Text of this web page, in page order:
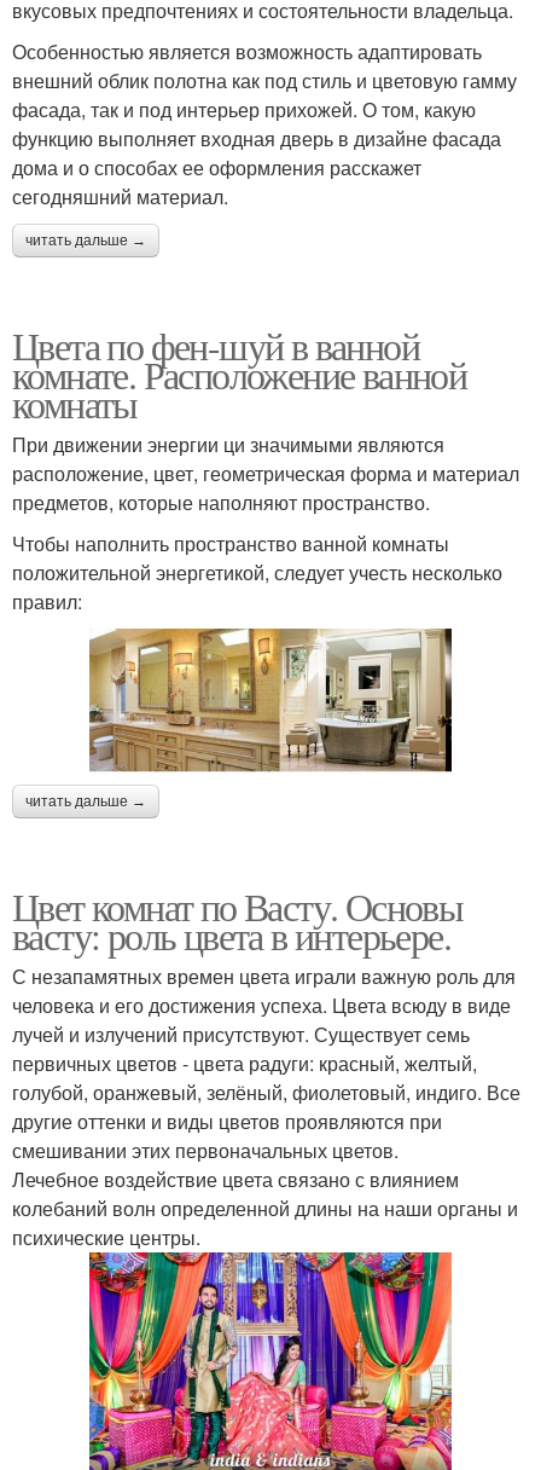
вкусовых предпочтениях и состоятельности владельца.
Особенностью является возможность адаптировать
внешний облик полотна как под стиль и цветовую гамму
фасада, так и под интерьер прихожей. О том, какую
функцию выполняет входная дверь в дизайне фасада
дома и о способах ее оформления расскажет
сегодняшний материал.
читать дальше →
Цвета по фен-шуй в ванной
комнате. Расположение ванной
комнаты
При движении энергии ци значимыми являются
расположение, цвет, геометрическая форма и материал
предметов, которые наполняют пространство.
Чтобы наполнить пространство ванной комнаты
положительной энергетикой, следует учесть несколько
правил:
читать дальше →
Цвет комнат по Васту. Основы
васту: роль цвета в интерьере.
С незапамятных времен цвета играли важную роль для
человека и его достижения успеха. Цвета всюду в виде
лучей и излучений присутствуют. Существует семь
первичных цветов - цвета радуги: красный, желтый,
голубой, оранжевый, зелёный, фиолетовый, индиго. Все
другие оттенки и виды цветов проявляются при
смешивании этих первоначальных цветов.
Лечебное воздействие цвета связано с влиянием
колебаний волн определенной длины на наши органы и
психические центры.